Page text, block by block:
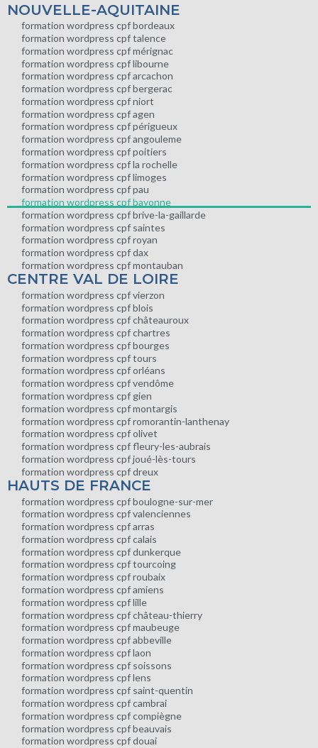
NOUVELLE-AQUITAINE
formation wordpress cpf bordeaux
formation wordpress cpf talence
formation wordpress cpf mérignac
formation wordpress cpf libourne
formation wordpress cpf arcachon
formation wordpress cpf bergerac
formation wordpress cpf niort
formation wordpress cpf agen
formation wordpress cpf périgueux
formation wordpress cpf angouleme
formation wordpress cpf poitiers
formation wordpress cpf la rochelle
formation wordpress cpf limoges
formation wordpress cpf pau
formation wordpress cpf bayonne
formation wordpress cpf brive-la-gaillarde
formation wordpress cpf saintes
formation wordpress cpf royan
formation wordpress cpf dax
formation wordpress cpf montauban
CENTRE VAL DE LOIRE
formation wordpress cpf vierzon
formation wordpress cpf blois
formation wordpress cpf châteauroux
formation wordpress cpf chartres
formation wordpress cpf bourges
formation wordpress cpf tours
formation wordpress cpf orléans
formation wordpress cpf vendôme
formation wordpress cpf gien
formation wordpress cpf montargis
formation wordpress cpf romorantin-lanthenay
formation wordpress cpf olivet
formation wordpress cpf fleury-les-aubrais
formation wordpress cpf joué-lès-tours
formation wordpress cpf dreux
HAUTS DE FRANCE
formation wordpress cpf boulogne-sur-mer
formation wordpress cpf valenciennes
formation wordpress cpf arras
formation wordpress cpf calais
formation wordpress cpf dunkerque
formation wordpress cpf tourcoing
formation wordpress cpf roubaix
formation wordpress cpf amiens
formation wordpress cpf lille
formation wordpress cpf château-thierry
formation wordpress cpf maubeuge
formation wordpress cpf abbeville
formation wordpress cpf laon
formation wordpress cpf soissons
formation wordpress cpf lens
formation wordpress cpf saint-quentin
formation wordpress cpf cambrai
formation wordpress cpf compiègne
formation wordpress cpf beauvais
formation wordpress cpf douai